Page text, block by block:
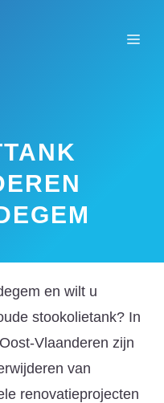
en wilt u
stookolietank? In
Vlaanderen zijn
van
renovatieprojecten